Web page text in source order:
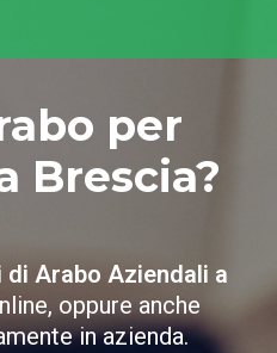
per
Brescia?
di Arabo Aziendali a
oppure anche
in azienda.